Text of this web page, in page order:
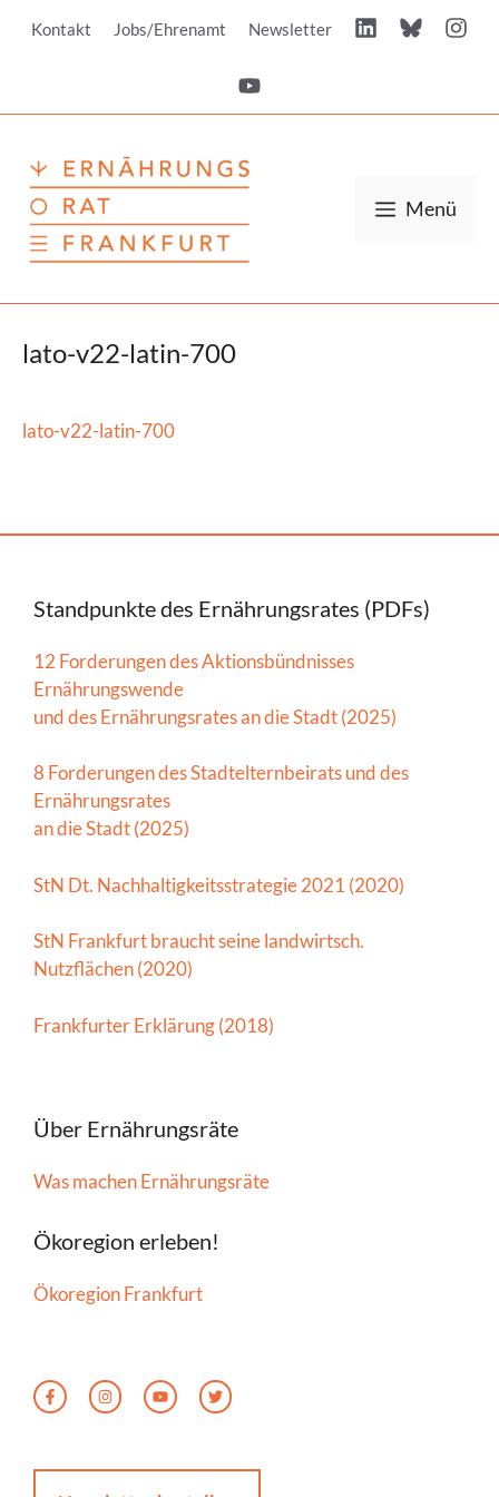
InhaltKontakt Jobs/Ehrenamt Newsletter
Menü
lato-v22-latin-700
lato-v22-latin-700
Standpunkte des Ernährungsrates (PDFs)
12 Forderungen des Aktionsbündnisses
Ernährungswende
und des Ernährungsrates an die Stadt (2025)
8 Forderungen des Stadtelternbeirats und des
Ernährungsrates
an die Stadt (2025)
StN Dt. Nachhaltigkeitsstrategie 2021 (2020)
StN Frankfurt braucht seine landwirtsch.
Nutzflächen (2020)
Frankfurter Erklärung (2018)
Über Ernährungsräte
Was machen Ernährungsräte
Ökoregion erleben!
Ökoregion Frankfurt